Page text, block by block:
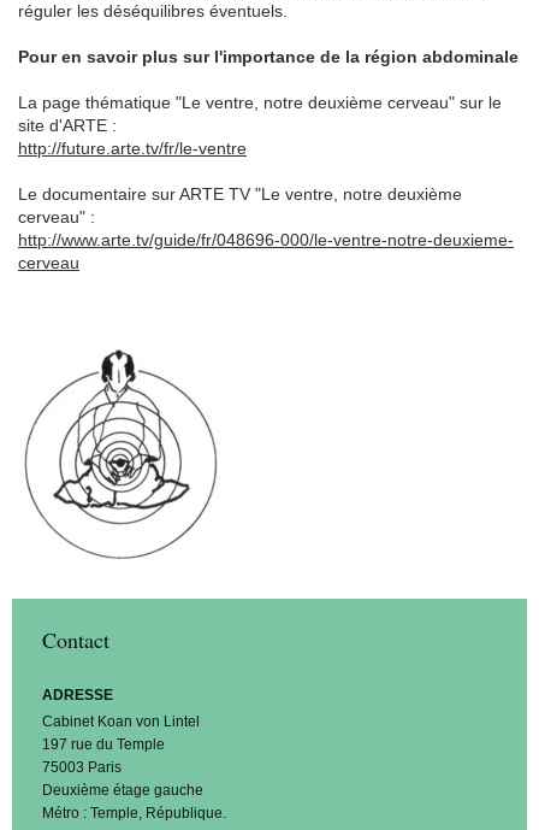
réguler les déséquilibres éventuels.
Pour en savoir plus sur l'importance de la région abdominale
La page thématique "Le ventre, notre deuxième cerveau" sur le
site d'ARTE :
http://future.arte.tv/fr/le-ventre
Le documentaire sur ARTE TV "Le ventre, notre deuxième
cerveau" :
http://www.arte.tv/guide/fr/048696-000/le-ventre-notre-deuxieme-
cerveau
Contact
ADRESSE
Cabinet Koan von Lintel
197 rue du Temple
75003 Paris
Deuxième étage gauche
Métro : Temple, République.